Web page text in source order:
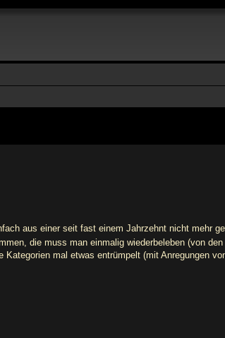
aus einer seit fast einem Jahrzehnt nicht mehr
die muss man einmalig wiederbeleben (von
mal etwas entrümpelt (mit Anregungen